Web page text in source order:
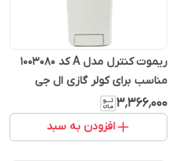
ریموت کنترل مدل A کد 1003080
مناسب برای کولر گازی ال جی
۳٬۳۶۶٬۰۰۰
افزودن به سبد